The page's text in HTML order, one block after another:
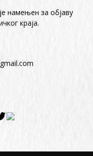
намењен за објaву
краја.
Twitter